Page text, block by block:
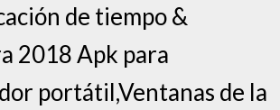
de tiempo &
2018 Apk para
portátil,Ventanas de la